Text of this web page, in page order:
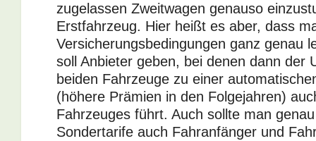
zugelassen Zweitwagen genauso
Erstfahrzeug. Hier heißt es aber, dass
Versicherungsbedingungen ganz genau
soll Anbieter geben, bei denen dann der
beiden Fahrzeuge zu einer
(höhere Prämien in den Folgejahren)
Fahrzeuges führt. Auch sollte man
Sondertarife auch Fahranfänger und